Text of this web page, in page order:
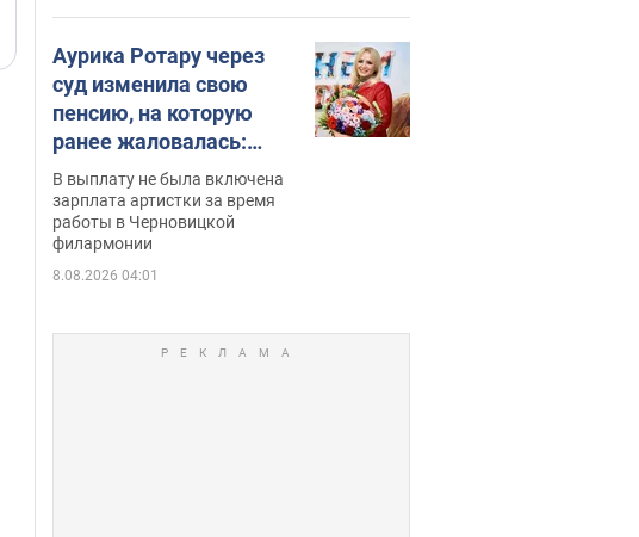
Аурика Ротару через
суд изменила свою
пенсию, на которую
ранее жаловалась:
сколько получала
певица
В выплату не была включена
зарплата артистки за время
работы в Черновицкой
филармонии
8.08.2026 04:01